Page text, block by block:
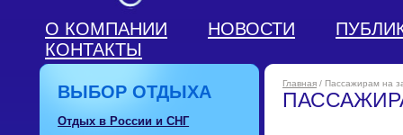
О КОМПАНИИ НОВОСТИ
КОНТАКТЫ
ВЫБОР ОТДЫХА
Отдых в России и СНГ
Главная / Пассажирам на